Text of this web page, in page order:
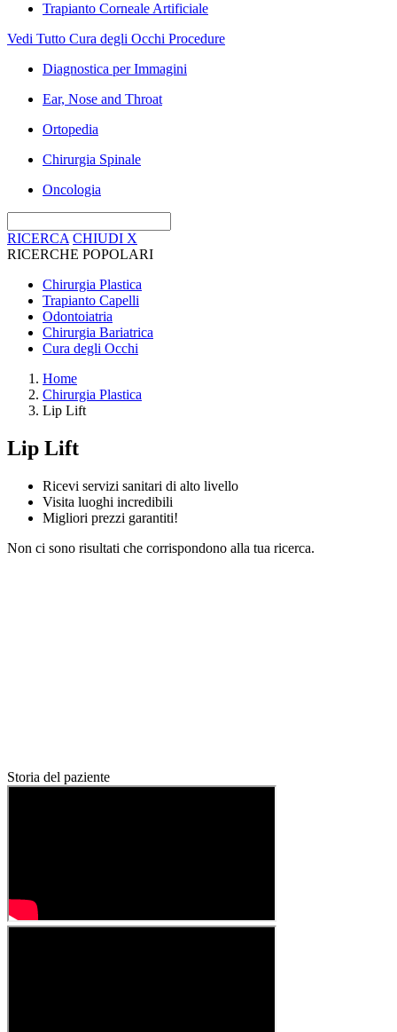
Trapianto Corneale Artificiale
Vedi Tutto Cura degli Occhi Procedure
Diagnostica per Immagini
Ear, Nose and Throat
Ortopedia
Chirurgia Spinale
Oncologia
RICERCA CHIUDI X
RICERCHE POPOLARI
Chirurgia Plastica
Trapianto Capelli
Odontoiatria
Chirurgia Bariatrica
Cura degli Occhi
Home
Chirurgia Plastica
Lip Lift
Lip Lift
Ricevi servizi sanitari di alto livello
Visita luoghi incredibili
Migliori prezzi garantiti!
Non ci sono risultati che corrispondono alla tua ricerca.
Storia del paziente